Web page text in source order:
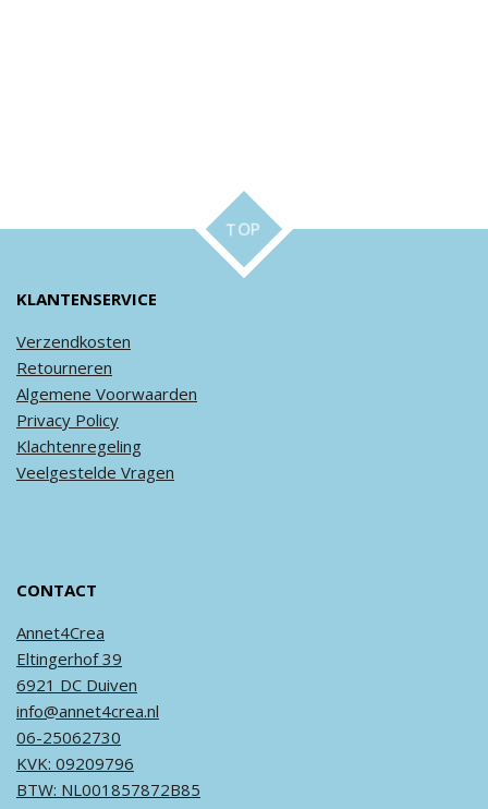
TOP
KLANTENSERVICE
Verzendkosten
Retourneren
Algemene Voorwaarden
Privacy Policy
Klachtenregeling
Veelgestelde Vragen
CONTACT
Annet4Crea
Eltingerhof 39
6921 DC Duiven
info@annet4crea.nl
06-25062730
KVK: 09209796
BTW: NL001857872B85